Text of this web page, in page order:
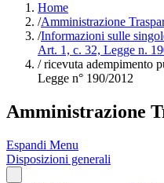
Home
/Amministrazione
/Informazioni sulle
Art. 1, c. 32, Legge n.
/ricevuta adempimento
Legge n° 190/2012
Amministrazione
Espandi Menu
Disposizioni generali